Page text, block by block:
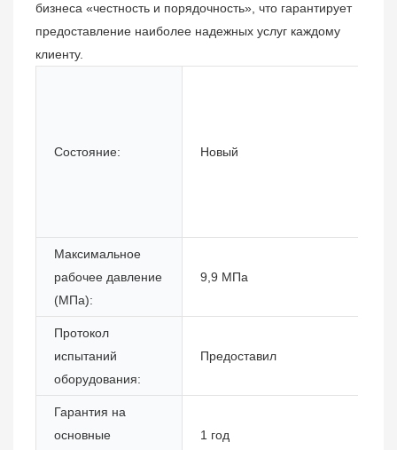
бизнеса «честность и порядочность», что гарантирует
предоставление наиболее надежных услуг каждому
клиенту.
Состояние: Новый
Максимальное
рабочее давление
(МПа):
9,9 МПа
Протокол
испытаний
оборудования:
Предоставил
Гарантия на
основные
1 год